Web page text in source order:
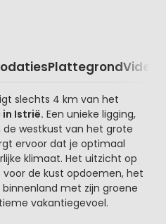
PlattegrondVideo
slechts 4 km van het
in Istrië. Een unieke ligging,
de westkust van het grote
ervoor dat je optimaal
klimaat. Het uitzicht op
voor de kust opdoemen, het
met zijn groene
vakantiegevoel.